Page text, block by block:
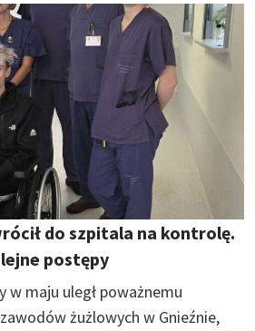
do szpitala na kontrolę.
postępy
w maju uległ poważnemu
żużlowych w Gnieźnie,